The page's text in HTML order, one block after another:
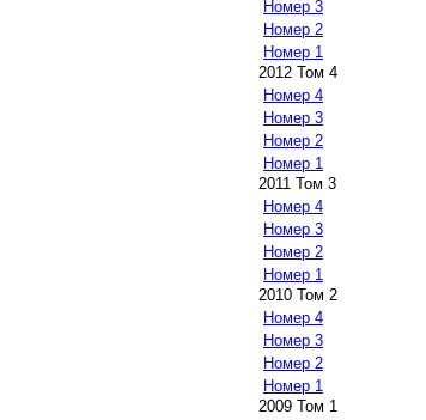
Номер 3
Номер 2
Номер 1
2012 Том 4
Номер 4
Номер 3
Номер 2
Номер 1
2011 Том 3
Номер 4
Номер 3
Номер 2
Номер 1
2010 Том 2
Номер 4
Номер 3
Номер 2
Номер 1
2009 Том 1